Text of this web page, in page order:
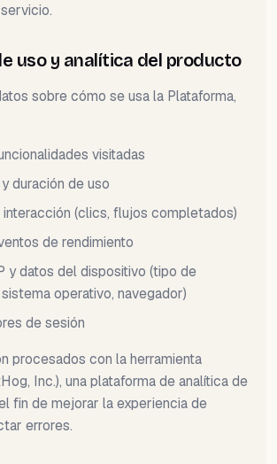
uso y analítica del producto
sobre cómo se usa la Plataforma,
visitadas
duración de uso
interacción (clics, flujos completados)
de rendimiento
y datos del dispositivo (tipo de
operativo, navegador)
de sesión
procesados con la herramienta
Inc.), una plataforma de analítica de
fin de mejorar la experiencia de
errores.